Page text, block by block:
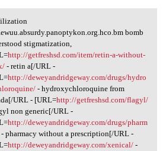
kdw.ewuu
bomb
stigmatization,
http://getfreshsd.com/item/retin-a-without-
- retin a[/URL -
http://deweyandridgeway.com/drugs/hydro
- hydroxychloroquine from
URL - [URL=http://getfreshsd.com/flagyl/
non generic[/URL -
http://deweyandridgeway.com/drugs/pharm
pharmacy without a prescription[/URL -
http://deweyandridgeway.com/xenical/-